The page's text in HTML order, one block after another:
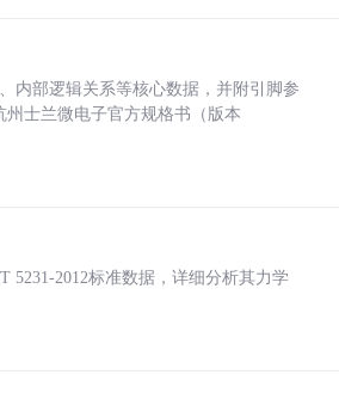
内部逻辑关系等核心数据，并附引脚参
士兰微电子官方规格书（版本
5231-2012标准数据，详细分析其力学